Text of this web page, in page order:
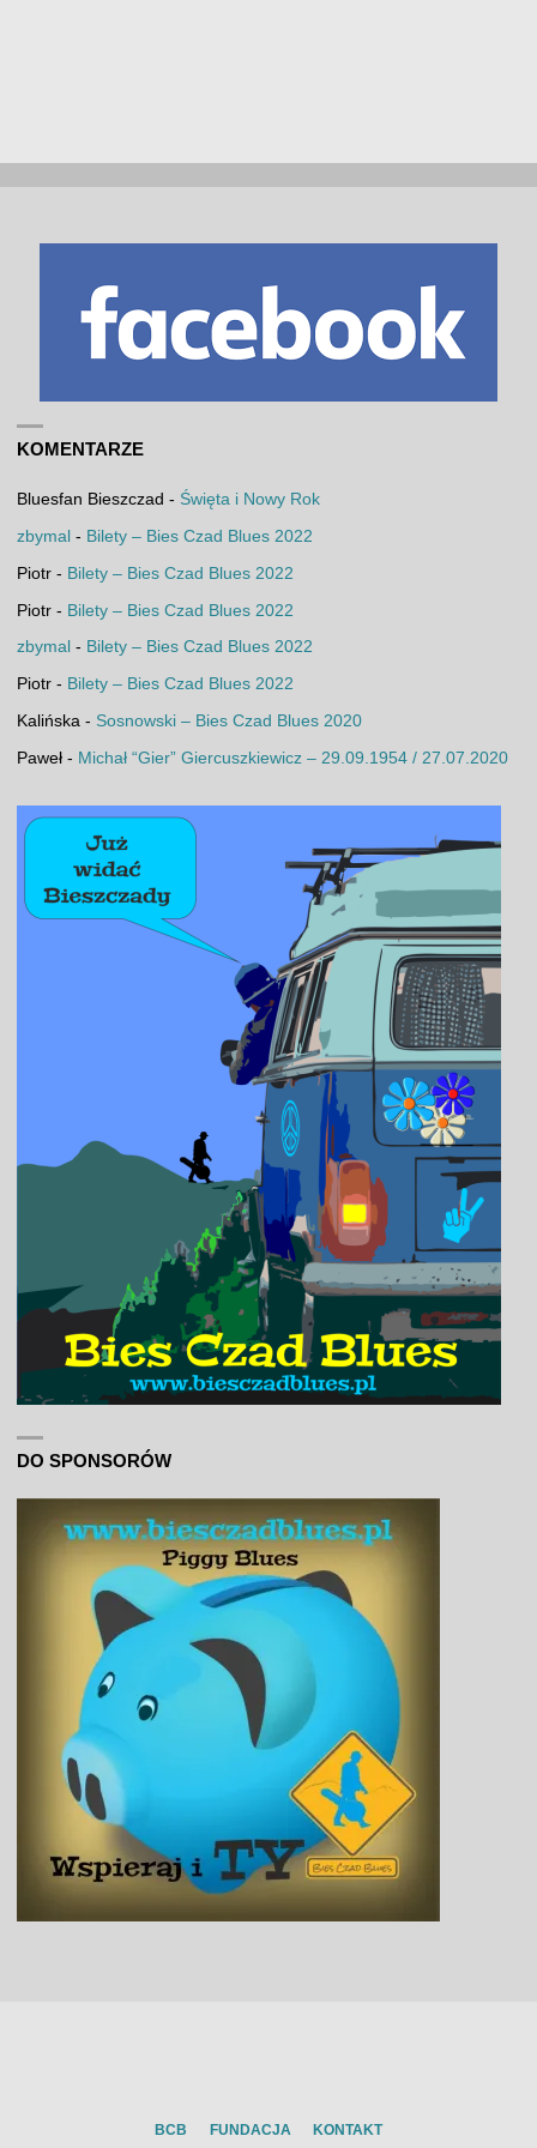
KOMENTARZE
Bluesfan Bieszczad - Święta i Nowy Rok
zbymal - Bilety – Bies Czad Blues 2022
Piotr- Bilety – Bies Czad Blues 2022
Piotr- Bilety – Bies Czad Blues 2022
zbymal - Bilety – Bies Czad Blues 2022
Piotr- Bilety – Bies Czad Blues 2022
Kalińska - Sosnowski – Bies Czad Blues 2020
Paweł- Michał “Gier” Giercuszkiewicz – 29.09.1954 / 27.07.2020
DO SPONSORÓW
BCB FUNDACJA KONTAKT